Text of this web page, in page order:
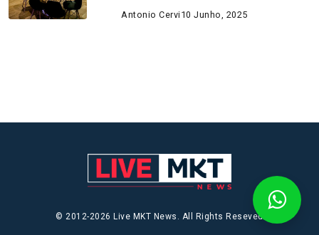
Antonio Cervi 10 Junho, 2025
© 2012-2026 Live MKT News. All Rights Reseved